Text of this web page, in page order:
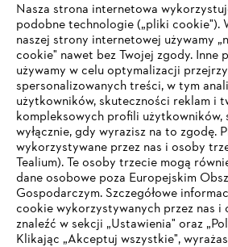
Firma
Nasza strona internetowa
podobne technologie („pliki cookie").
naszej strony internetowej używamy
cookie" nawet bez Twojej zgody.
używamy w celu optymalizacji
spersonalizowanych treści, w tym
użytkowników, skuteczności reklam i
kompleksowych profili użytkowników,
wyłącznie, gdy wyrazisz na to zgodę.
wykorzystywane przez nas i osoby
Tealium). Te osoby trzecie mogą
dane osobowe poza Europejskim
Gospodarczym. Szczegółowe
cookie wykorzystywanych przez nas i
znaleźć w sekcji „Ustawienia" oraz
Klikając „Akceptuj wszystkie",